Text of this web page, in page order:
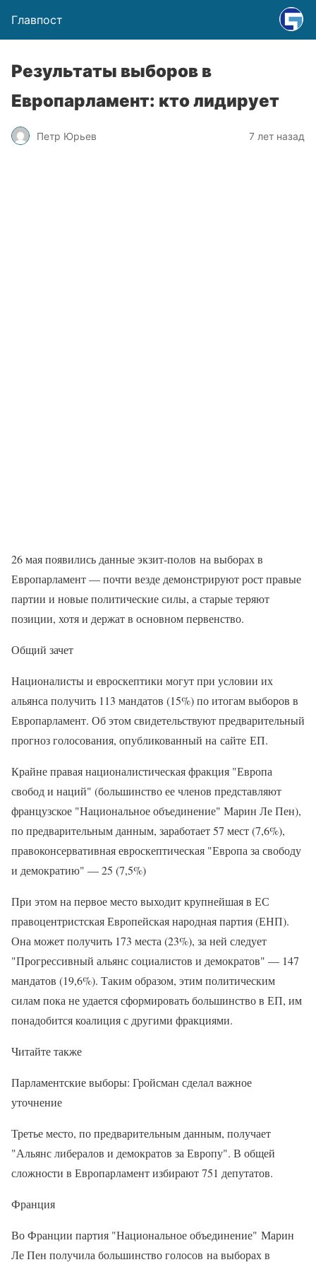
Главпост
Результаты выборов в
Европарламент: кто лидирует
Петр Юрьев 7 лет назад
26 мая появились данные экзит-полов на выборах в
Европарламент — почти везде демонстрируют рост правые
партии и новые политические силы, а старые теряют
позиции, хотя и держат в основном первенство.
Общий зачет
Националисты и евроскептики могут при условии их
альянса получить 113 мандатов (15%) по итогам выборов в
Европарламент. Об этом свидетельствуют предварительный
прогноз голосования, опубликованный на сайте ЕП.
Крайне правая националистическая фракция "Европа
свобод и наций" (большинство ее членов представляют
французское "Национальное объединение" Марин Ле Пен),
по предварительным данным, заработает 57 мест (7,6%),
правоконсервативная евроскептическая "Европа за свободу
и демократию" — 25 (7,5%)
При этом на первое место выходит крупнейшая в ЕС
правоцентристская Европейская народная партия (ЕНП).
Она может получить 173 места (23%), за ней следует
"Прогрессивный альянс социалистов и демократов" — 147
мандатов (19,6%). Таким образом, этим политическим
силам пока не удается сформировать большинство в ЕП, им
понадобится коалиция с другими фракциями.
Читайте также
Парламентские выборы: Гройсман сделал важное
уточнение
Третье место, по предварительным данным, получает
"Альянс либералов и демократов за Европу". В общей
сложности в Европарламент избирают 751 депутатов.
Франция
Во Франции партия "Национальное объединение" Марин
Ле Пен получила большинство голосов на выборах в